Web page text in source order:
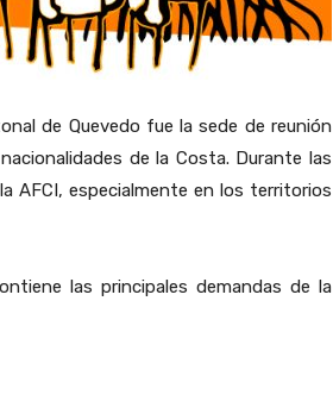
de Quevedo fue la sede de reunión
de la Costa. Durante las
AFCI, especialmente en los territorios
las principales demandas de la